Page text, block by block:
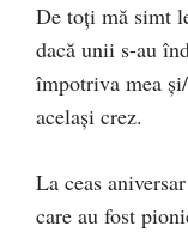
De toți mă simt
dacă unii s-au
împotriva mea
același crez.
La ceas
care au fost